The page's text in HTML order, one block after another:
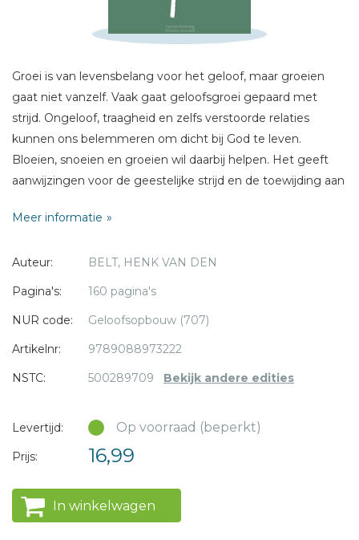
Groei is van levensbelang voor het geloof, maar groeien
gaat niet vanzelf. Vaak gaat geloofsgroei gepaard met
strijd. Ongeloof, traagheid en zelfs verstoorde relaties
kunnen ons belemmeren om dicht bij God te leven.
Bloeien, snoeien en groeien wil daarbij helpen. Het geeft
aanwijzingen voor de geestelijke strijd en de toewijding aan
groter worden, maar dat Gods genade steeds groter wordt.
voor Hem en getuigen van de liefde van Christus.
Meer informatie
Auteur:
BELT, HENK VAN DEN
Pagina's:
160 pagina's
NUR code:
Geloofsopbouw (707)
Artikelnr:
9789088973222
NSTC:
500289709 Bekijk andere edities
Levertijd: Op voorraad (beperkt)
Prijs: 16,99
In winkelwagen
E-mail *
Titel *
Bericht *
* = verplicht